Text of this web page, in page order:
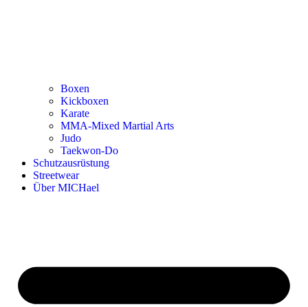
Boxen
Kickboxen
Karate
MMA-Mixed Martial Arts
Judo
Taekwon-Do
Schutzausrüstung
Streetwear
Über MICHael